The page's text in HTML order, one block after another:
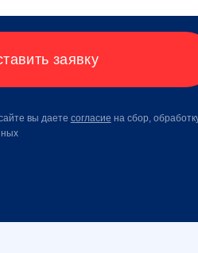
заявку
вы даете согласие на сбор,